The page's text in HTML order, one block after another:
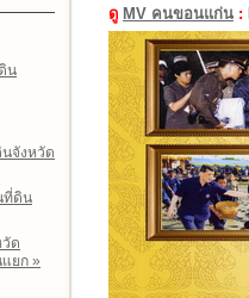
น
จังหวัด
ที่ดิน
ด
ยก »
ดู MV คนขอนแก่น :